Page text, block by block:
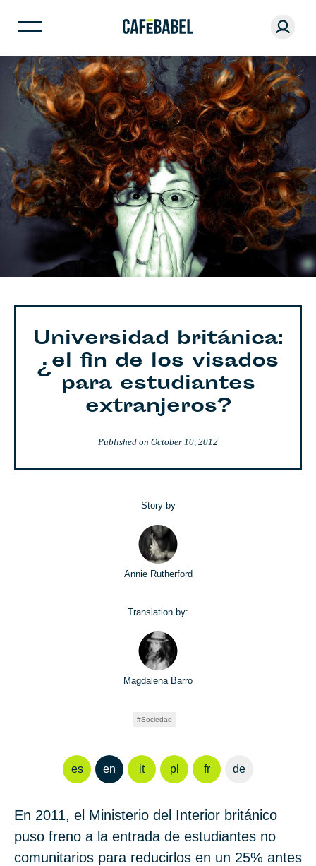
Universidad británica:
¿el fin de los visados
para estudiantes
extranjeros?
Published on October 10, 2012
Story by
Annie Rutherford
Translation by:
Magdalena Barro
Sociedad
es en it pl fr de
En 2011, el Ministerio del Interior británico
puso freno a la entrada de estudiantes no
comunitarios para reducirlos en un 25% antes